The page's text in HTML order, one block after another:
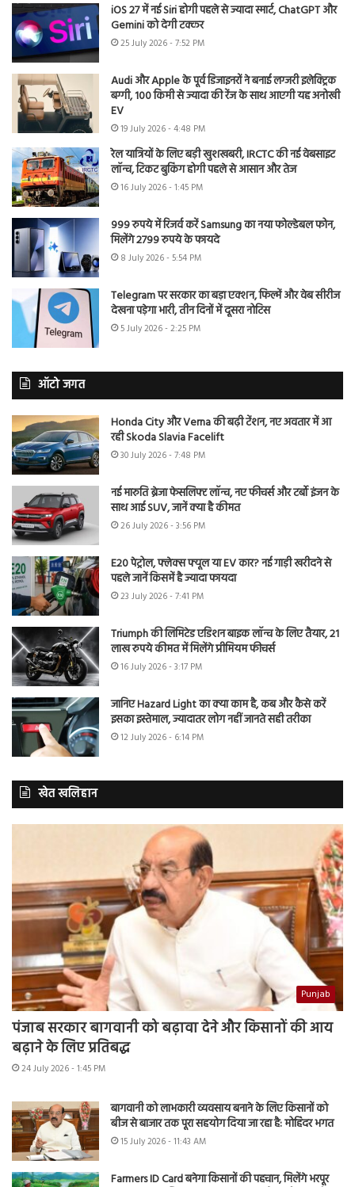
iOS 27 में नई Siri होगी पहले से ज्यादा स्मार्ट, ChatGPT और
Gemini को देगी टक्कर
25 July 2026 - 7:52 PM
Audi और Apple के पूर्व डिजाइनरों ने बनाई लग्जरी इलेक्ट्रिक
बग्गी, 100 किमी से ज्यादा की रेंज के साथ आएगी यह अनोखी
EV
19 July 2026 - 4:48 PM
रेल यात्रियों के लिए बड़ी खुशखबरी, IRCTC की नई वेबसाइट
लॉन्च, टिकट बुकिंग होगी पहले से आसान और तेज
16 July 2026 - 1:45 PM
999 रुपये में रिजर्व करें Samsung का नया फोल्डेबल फोन,
मिलेंगे 2799 रुपये के फायदे
8 July 2026 - 5:54 PM
Telegram पर सरकार का बड़ा एक्शन, फिल्में और वेब सीरीज
देखना पड़ेगा भारी, तीन दिनों में दूसरा नोटिस
5 July 2026 - 2:25 PM
ऑटो जगत
Honda City और Verna की बढ़ी टेंशन, नए अवतार में आ
रही Skoda Slavia Facelift
30 July 2026 - 7:48 PM
नई मारुति ब्रेजा फेसलिफ्ट लॉन्च, नए फीचर्स और टर्बो इंजन के
साथ आई SUV, जानें क्या है कीमत
26 July 2026 - 3:56 PM
E20 पेट्रोल, फ्लेक्स फ्यूल या EV कार? नई गाड़ी खरीदने से
पहले जानें किसमें है ज्यादा फायदा
23 July 2026 - 7:41 PM
Triumph की लिमिटेड एडिशन बाइक लॉन्च के लिए तैयार, 21
लाख रुपये कीमत में मिलेंगे प्रीमियम फीचर्स
16 July 2026 - 3:17 PM
जानिए Hazard Light का क्या काम है, कब और कैसे करें
इसका इस्तेमाल, ज्यादातर लोग नहीं जानते सही तरीका
12 July 2026 - 6:14 PM
खेत खलिहान
Punjab
पंजाब सरकार बागवानी को बढ़ावा देने और किसानों की आय
बढ़ाने के लिए प्रतिबद्ध
24 July 2026 - 1:45 PM
बागवानी को लाभकारी व्यवसाय बनाने के लिए किसानों को
बीज से बाजार तक पूरा सहयोग दिया जा रहा है: मोहिंदर भगत
15 July 2026 - 11:43 AM
Farmers ID Card बनेगा किसानों की पहचान, मिलेंगे भरपूर